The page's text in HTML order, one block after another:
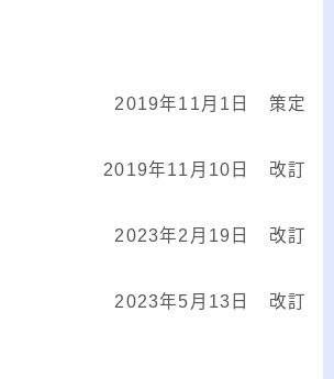
2019年11月1日 策定
2019年11月10日 改訂
2023年2月19日 改訂
2023年5月13日 改訂